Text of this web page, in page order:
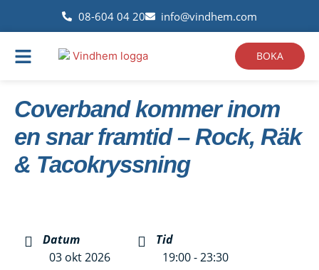
08-604 04 20 info@vindhem.com
BOKA
Coverband kommer inom
en snar framtid – Rock, Räk
& Tacokryssning
Datum
03 okt 2026
Tid
19:00 - 23:30